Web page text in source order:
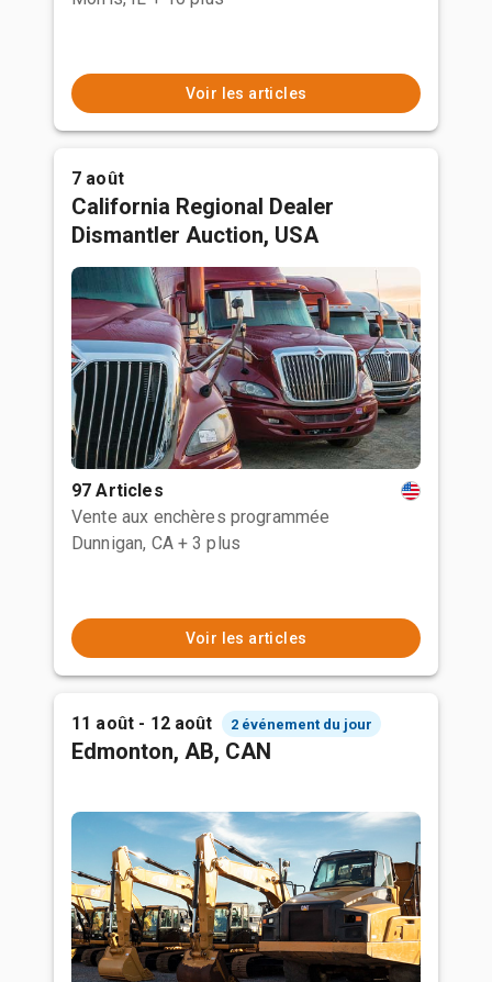
Voir les articles
7 août
California Regional Dealer
Dismantler Auction, USA
97 Articles
Vente aux enchères programmée
Dunnigan, CA + 3 plus
Voir les articles
11 août - 12 août 2 événement du jour
Edmonton, AB, CAN